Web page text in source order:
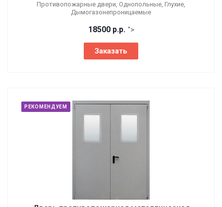
Противопожарные двери, Однопольные, Глухие,
Дымогазонепроницаемые
18500 р.р. ">
Заказать
РЕКОМЕНДУЕМ